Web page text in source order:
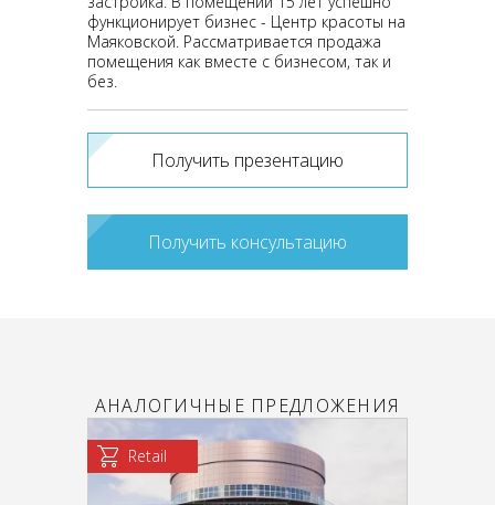
функционирует бизнес - Центр красоты на
Маяковской. Рассматривается продажа
помещения как вместе с бизнесом, так и
без.
Получить презентацию
Получить консультацию
АНАЛОГИЧНЫЕ ПРЕДЛОЖЕНИЯ
Retail